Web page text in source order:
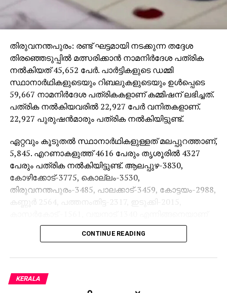
തിരുവനന്തപുരം: രണ്ട് ഘട്ടമായി നടക്കുന്ന തദ്ദേശ
തിരഞ്ഞെടുപ്പില്‍ മത്സരിക്കാന്‍ നാമനിര്‍ദേശ പത്രിക
നല്‍കിയത് 45,652 പേര്‍. പാര്‍ട്ടികളുടെ ഡമ്മി
സ്ഥാനാര്‍ഥികളുടെയും റിബലുകളുടെയും ഉള്‍പ്പെടെ
59,667 നാമനിര്‍ദേശ പത്രികകളാണ് കമ്മിഷന് ലഭിച്ചത്.
പത്രിക നല്‍കിയവരില്‍ 22,927 പേര്‍ വനിതകളാണ്.
22,927 പുരുഷന്‍മാരും പത്രിക നല്‍കിയിട്ടുണ്ട്.
ഏറ്റവും കൂടുതല്‍ സ്ഥാനാര്‍ഥികളുള്ളത് മലപ്പുറത്താണ്,
5,845. എറണാകളുത്ത് 4616 പേരും തൃശൂരില്‍ 4327
പേരും പത്രിക നല്‍കിയിട്ടുണ്ട്. ആലപ്പുഴ-3830,
കോഴിക്കോട്-3775, കൊല്ലം-3530,
തിരുവനന്തപുരം-3485, പാലക്കാട്-3459, കോട്ടയം-2988,
കണ്ണൂര്‍ 2564, പത്തനംതിട്ട-2317, ഇടുക്കി-2015,
മറ്റ് ജില്ലകളിലെ സ്ഥാനാര്‍ഥികളുടെ എണ്ണം.
ശനിയാഴ്ച രാവിലെ 10 മുതല്‍ ആരംഭിക്കും. ബന്ധപ്പെട്ട
വരണാധികാരികളാണ് നാമനിര്‍ദേശപത്രികകളുടെ
സൂക്ഷ്മപരിശോധന നടത്തുക. നാമനിര്‍ദേശ
CONTINUE READING
KERALA